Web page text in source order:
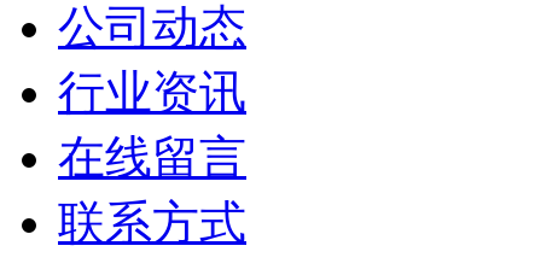
公司动态
行业资讯
在线留言
联系方式